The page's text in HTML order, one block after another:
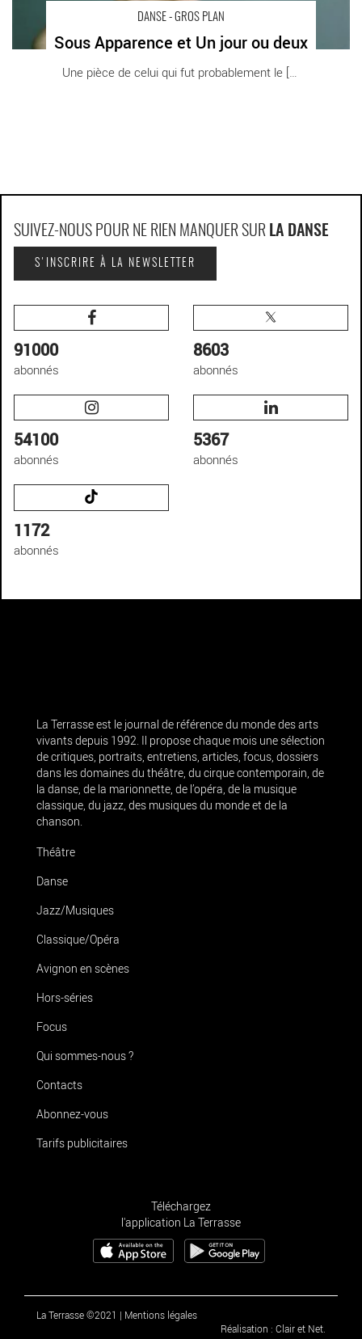
DANSE - GROS PLAN
Sous Apparence et Un jour ou deux
Une pièce de celui qui fut probablement le [...]
SUIVEZ-NOUS POUR NE RIEN MANQUER SUR LA DANSE
S'INSCRIRE À LA NEWSLETTER
91000
abonnés
8603
abonnés
54100
abonnés
5367
abonnés
1172
abonnés
La Terrasse est le journal de référence du monde des arts
vivants depuis 1992. Il propose chaque mois une sélection
de critiques, portraits, entretiens, articles, focus, dossiers
dans les domaines du théâtre, du cirque contemporain, de
la danse, de la marionnette, de l’opéra, de la musique
classique, du jazz, des musiques du monde et de la
chanson.
Théâtre
Danse
Jazz/Musiques
Classique/Opéra
Avignon en scènes
Hors-séries
Focus
Qui sommes-nous ?
Contacts
Abonnez-vous
Tarifs publicitaires
Téléchargez
l'application La Terrasse
La Terrasse ©2021 | Mentions légales
Réalisation : Clair et Net.